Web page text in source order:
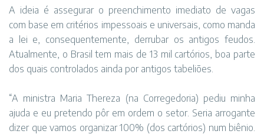
A ideia é assegurar o preenchimento imediato de vagas
com base em critérios impessoais e universais, como manda
a lei e, consequentemente, derrubar os antigos feudos.
Atualmente, o Brasil tem mais de 13 mil cartórios, boa parte
dos quais controlados ainda por antigos tabeliões.
“A ministra Maria Thereza (na Corregedoria) pediu minha
ajuda e eu pretendo pôr em ordem o setor. Seria arrogante
dizer que vamos organizar 100% (dos cartórios) num biênio.